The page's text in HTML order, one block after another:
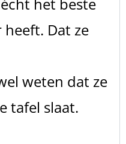
het beste
Dat ze
weten dat ze
tafel slaat.